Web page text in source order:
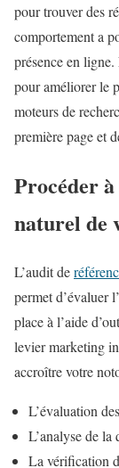
pour trouver des
comportement a
présence en
pour améliorer le
moteurs de
première page et
Procéder
naturel de
L’audit de
permet d’évaluer
place à l’aide
levier marketing
accroître votre
L’évaluation
L’analyse de la
La vérification